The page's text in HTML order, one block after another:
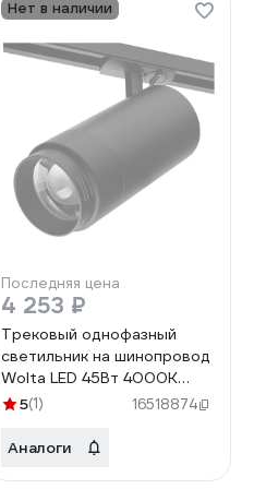
Нет в наличии
Последняя цена
4 253 ₽
Трековый однофазный
светильник на шинопровод
Wolta LED 45Вт 4000К
3600Лм черный WTL-
5(1) 16518874
Аналоги